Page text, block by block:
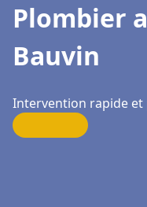
Plombier
Bauvin
Intervention rapide et